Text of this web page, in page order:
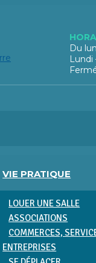
Du
Lundi
VIE PRATIQUE
LOUER UNE SALLE
ASSOCIATIONS
COMMERCES,
ENTREPRISES
et cérémonies